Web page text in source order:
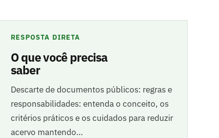
RESPOSTA DIRETA
O que você precisa
saber
Descarte de documentos públicos: regras e
responsabilidades: entenda o conceito, os
critérios práticos e os cuidados para reduzir
acervo mantendo…